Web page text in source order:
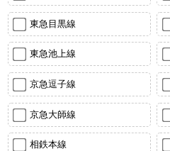
東急目黒線
東急池上線
京急逗子線
京急大師線
相鉄本線